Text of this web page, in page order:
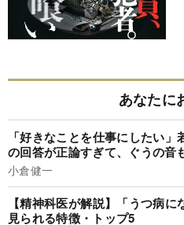
あなたに
「好きなことを仕事にしたい
の回答が正論すぎて、ぐうの音
小倉健一
【精神科医が解説】「うつ病
見られる特徴・トップ5